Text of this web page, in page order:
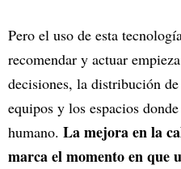
Pero el uso de esta
recomendar y actuar
decisiones, la distribución
equipos y los espacios
humano. La mejora en la
marca el momento en que